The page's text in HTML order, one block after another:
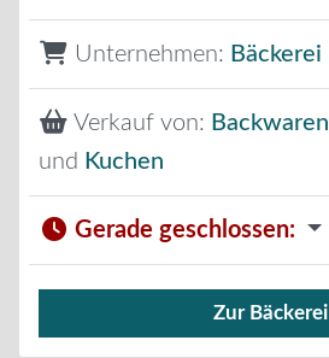
Unternehmen: Bäckerei
Verkauf von: Backwaren
und Kuchen
Gerade geschlossen:
Verkauf von Brötchen,
Zur Bäckerei